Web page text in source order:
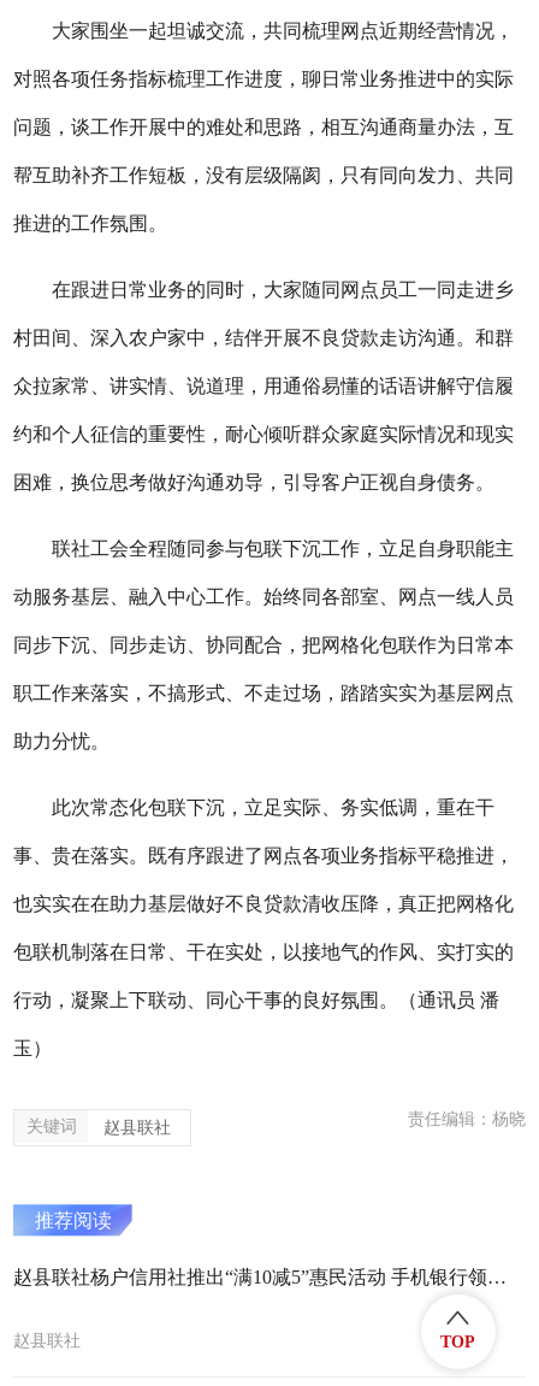
大家围坐一起坦诚交流，共同梳理网点近期经营情况，
对照各项任务指标梳理工作进度，聊日常业务推进中的实际
问题，谈工作开展中的难处和思路，相互沟通商量办法，互
帮互助补齐工作短板，没有层级隔阂，只有同向发力、共同
推进的工作氛围。
在跟进日常业务的同时，大家随同网点员工一同走进乡
村田间、深入农户家中，结伴开展不良贷款走访沟通。和群
众拉家常、讲实情、说道理，用通俗易懂的话语讲解守信履
约和个人征信的重要性，耐心倾听群众家庭实际情况和现实
困难，换位思考做好沟通劝导，引导客户正视自身债务。
联社工会全程随同参与包联下沉工作，立足自身职能主
动服务基层、融入中心工作。始终同各部室、网点一线人员
同步下沉、同步走访、协同配合，把网格化包联作为日常本
职工作来落实，不搞形式、不走过场，踏踏实实为基层网点
助力分忧。
此次常态化包联下沉，立足实际、务实低调，重在干
事、贵在落实。既有序跟进了网点各项业务指标平稳推进，
也实实在在助力基层做好不良贷款清收压降，真正把网格化
包联机制落在日常、干在实处，以接地气的作风、实打实的
行动，凝聚上下联动、同心干事的良好氛围。 （通讯员 潘
玉 ）
关键词 赵县联社 责任编辑：杨晓
推荐阅读
赵县联社杨户信用社推出“满10减5”惠民活动 手机银行领券享优惠
赵县联社 TOP